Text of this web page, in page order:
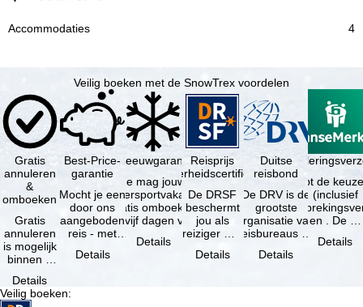
4
Veilig boeken met de SnowTrex voordelen
Gratis
annuleren
&
omboeken
Gratis
annuleren
is mogelijk
binnen 5
de
boeking,
Details
Best-Price-
garantie
Mocht je een
door ons
aangeboden
reis - met
beschikbaarheid
Details
Sneeuwgarantie
Je mag jouw
wintersportvakantie
gratis omboeken
als vijf dagen voor
Details
Reisprijs
zekerheidscertificaat
De DRSF
beschermt
jou als
reiziger met
pakketreis
Details
Duitse
reisbond
De DRV is de
grootste
organisatie van
reisbureaus en
in Duitsland. …
Details
Je hebt de
(inclusief
en . De …
Details
Veilig boeken: